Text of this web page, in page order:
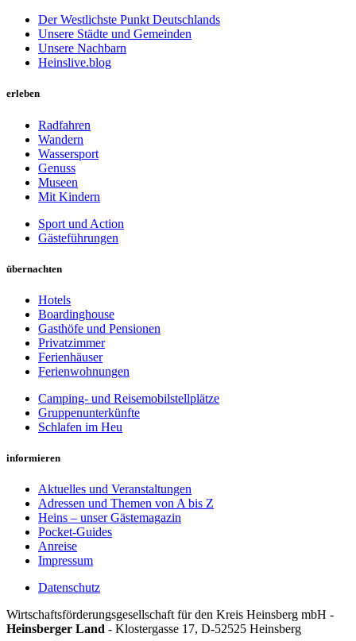
Der Westlichste Punkt Deutschlands
Unsere Städte und Gemeinden
Unsere Nachbarn
Heinslive.blog
erleben
Radfahren
Wandern
Wassersport
Genuss
Museen
Mit Kindern
Sport und Action
Gästeführungen
übernachten
Hotels
Boardinghouse
Gasthöfe und Pensionen
Privatzimmer
Ferienhäuser
Ferienwohnungen
Camping- und Reisemobilstellplätze
Gruppenunterkünfte
Schlafen im Heu
informieren
Aktuelles und Veranstaltungen
Adressen und Themen von A bis Z
Heins – unser Gästemagazin
Pocket-Guides
Anreise
Impressum
Datenschutz
Wirt­schafts­för­der­ungs­ge­sell­schaft für den Kreis Heins­berg mbH -
Heinsberger Land - Kloster­gasse 17, D-52525 Heinsberg